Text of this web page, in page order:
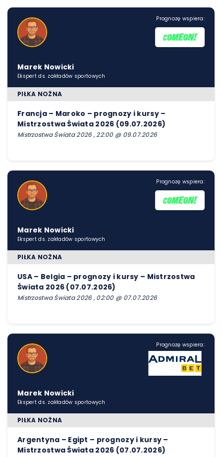
Prognozę wspiera:
Marek Nowicki
Ekspert ds. zakładów sportowych
PIŁKA NOŻNA
Francja – Maroko – prognozy i kursy –
Mistrzostwa Świata 2026 (09.07.2026)
Mistrzostwa Świata 2026 , 22:00 @ 09.07.2026
Prognozę wspiera:
Marek Nowicki
Ekspert ds. zakładów sportowych
PIŁKA NOŻNA
USA – Belgia – prognozy i kursy – Mistrzostwa
Świata 2026 (07.07.2026)
Mistrzostwa Świata 2026 , 02:00 @ 07.07.2026
Prognozę wspiera:
Marek Nowicki
Ekspert ds. zakładów sportowych
PIŁKA NOŻNA
Argentyna – Egipt – prognozy i kursy –
Mistrzostwa Świata 2026 (07.07.2026)